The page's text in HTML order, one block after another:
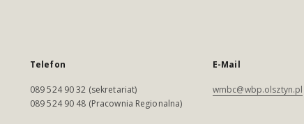
Telefon
089 524 90 32 (sekretariat)
089 524 90 48 (Pracownia Regionalna)
E-Mail
wmbc@wbp.olsztyn.pl